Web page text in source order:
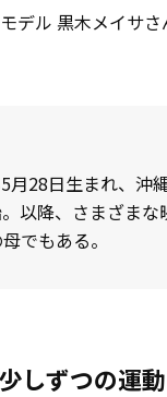
ル 黒木メイサさ
28日生まれ、沖
以降、さまざまな
でもある。
しずつの運